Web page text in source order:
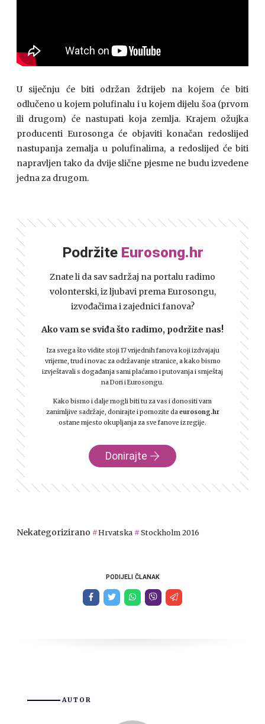
U siječnju će biti održan ždrijeb na kojem će biti
odlučeno u kojem polufinalu i u kojem dijelu šoa (prvom
ili drugom) će nastupati koja zemlja. Krajem ožujka
producenti Eurosonga će objaviti konačan redoslijed
nastupanja zemalja u polufinalima, a redoslijed će biti
napravljen tako da dvije slične pjesme ne budu izvedene
jedna za drugom.
Podržite Eurosong.hr
Znate li da sav sadržaj na portalu radimo
volonterski, iz ljubavi prema Eurosongu,
izvođačima i zajednici fanova?
Ako vam se sviđa što radimo, podržite nas!
Iza svega što vidite stoji 17 vrijednih fanova koji izdvajaju
vrijeme, trud i novac za održavanje stranice, a kako bismo
izvještavali s događanja sami plaćamo i putovanja i smještaj
na Dori i Eurosongu.
Kako bismo i dalje mogli biti tu za vas i donositi vam
zanimljive sadržaje, donirajte i pomozite daeurosong.hr
ostane mjesto okupljanja za sve fanove iz regije.
Donirajte
Nekategorizirano Hrvatska Stockholm 2016
PODIJELI ČLANAK
AUTOR